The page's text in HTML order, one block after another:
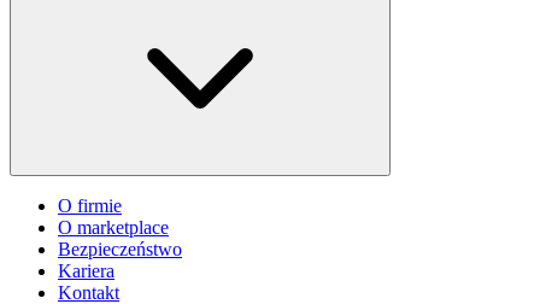
O firmie
O marketplace
Bezpieczeństwo
Kariera
Kontakt